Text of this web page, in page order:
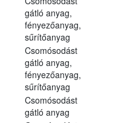
gátló anyag,
fényezőanyag,
sűrítőanyag
Csomósodást
gátló anyag,
fényezőanyag,
sűrítőanyag
Csomósodást
gátló anyag